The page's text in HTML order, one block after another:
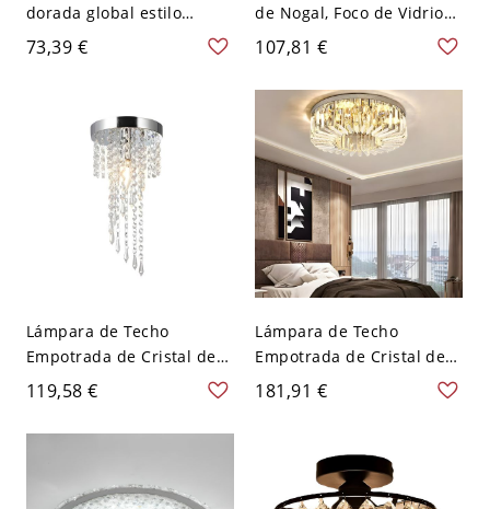
dorada global estilo
simple cristal cerca del
techo - Dorado 110 A 120
73,39 €
de Nogal, Foco de Vidrio
Estriado para Entrada
Dormitorio Pasillo - 110 A
120 V 20,32 cm
107,81 €
Lámpara de Techo
Empotrada de Cristal de
Lujo – Mini Candelabro
Cromado para Pasillo,
Armario y Dormitorio -
119,58 €
Lámpara de Techo
Empotrada de Cristal de
Lujo, Araña Redonda en
Capas con Acabado de
V 50,8 cm
181,91 €